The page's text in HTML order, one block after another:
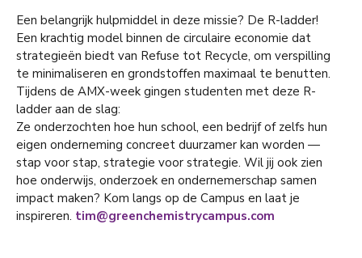
Een belangrijk hulpmiddel in deze missie? De R-ladder!
Een krachtig model binnen de circulaire economie dat
strategieën biedt van Refuse tot Recycle, om verspilling
te minimaliseren en grondstoffen maximaal te benutten.
Tijdens de AMX-week gingen studenten met deze R-
ladder aan de slag:
Ze onderzochten hoe hun school, een bedrijf of zelfs hun
eigen onderneming concreet duurzamer kan worden —
stap voor stap, strategie voor strategie. Wil jij ook zien
hoe onderwijs, onderzoek en ondernemerschap samen
impact maken? Kom langs op de Campus en laat je
inspireren. tim@greenchemistrycampus.com